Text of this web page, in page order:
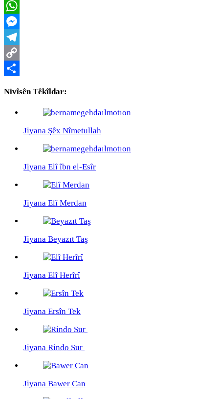
Twitter
WhatsApp
Messenger
Telegram
Copy
Nivîsên Têkîldar:
Jiyana Şêx Nîmetullah
Jiyana Elî îbn el-Esîr
Jiyana Elî Merdan
Jiyana Beyazıt Taş
Jiyana Elî Herîrî
Jiyana Ersîn Tek
Jiyana Rindo Sur
Jiyana Bawer Can